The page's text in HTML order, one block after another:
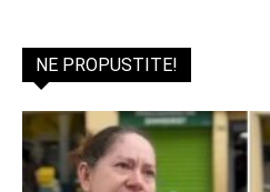
NE PROPUSTITE!